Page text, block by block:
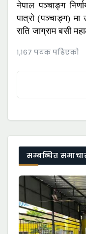
नेपाल पञ्चाङ्ग
पात्रो (पञ्चाङ्ग)
राति जाग्राम बसी
१,१६७ पटक पढिएको
सम्बन्धित